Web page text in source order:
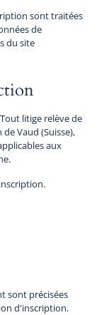
sont traitées
de
du site
litige relève de
Vaud (Suisse),
aux
sont précisées
d'inscription.